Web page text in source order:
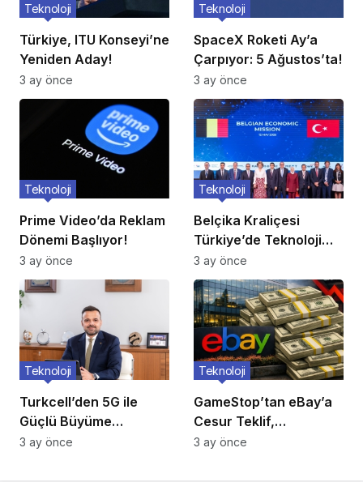
Türkiye, ITU Konseyi’ne
Yeniden Aday!
Teknoloji
3 ay önce
SpaceX Roketi Ay’a
Çarpıyor: 5 Ağustos’ta!
Teknoloji
3 ay önce
Prime Video’da Reklam
Dönemi Başlıyor!
Teknoloji
3 ay önce
Belçika Kraliçesi
Türkiye’de Teknoloji
Ziyareti
Teknoloji
3 ay önce
Turkcell’den 5G ile
Güçlü Büyüme
Hamlesi!
Teknoloji
3 ay önce
GameStop’tan eBay’a
Cesur Teklif,
Reddedildi!
Teknoloji
3 ay önce